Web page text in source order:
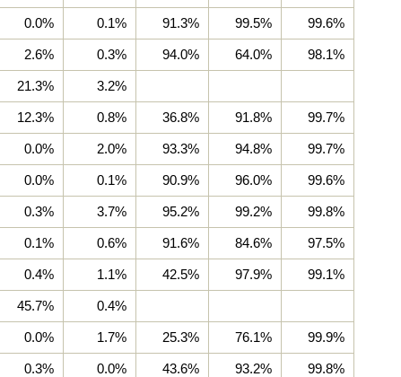
0.0% 0.1% 91.3% 99.5% 99.6%
2.6% 0.3% 94.0% 64.0% 98.1%
21.3% 3.2%
12.3% 0.8% 36.8% 91.8% 99.7%
0.0% 2.0% 93.3% 94.8% 99.7%
0.0% 0.1% 90.9% 96.0% 99.6%
0.3% 3.7% 95.2% 99.2% 99.8%
0.1% 0.6% 91.6% 84.6% 97.5%
0.4% 1.1% 42.5% 97.9% 99.1%
45.7% 0.4%
0.0% 1.7% 25.3% 76.1% 99.9%
0.3% 0.0% 43.6% 93.2% 99.8%